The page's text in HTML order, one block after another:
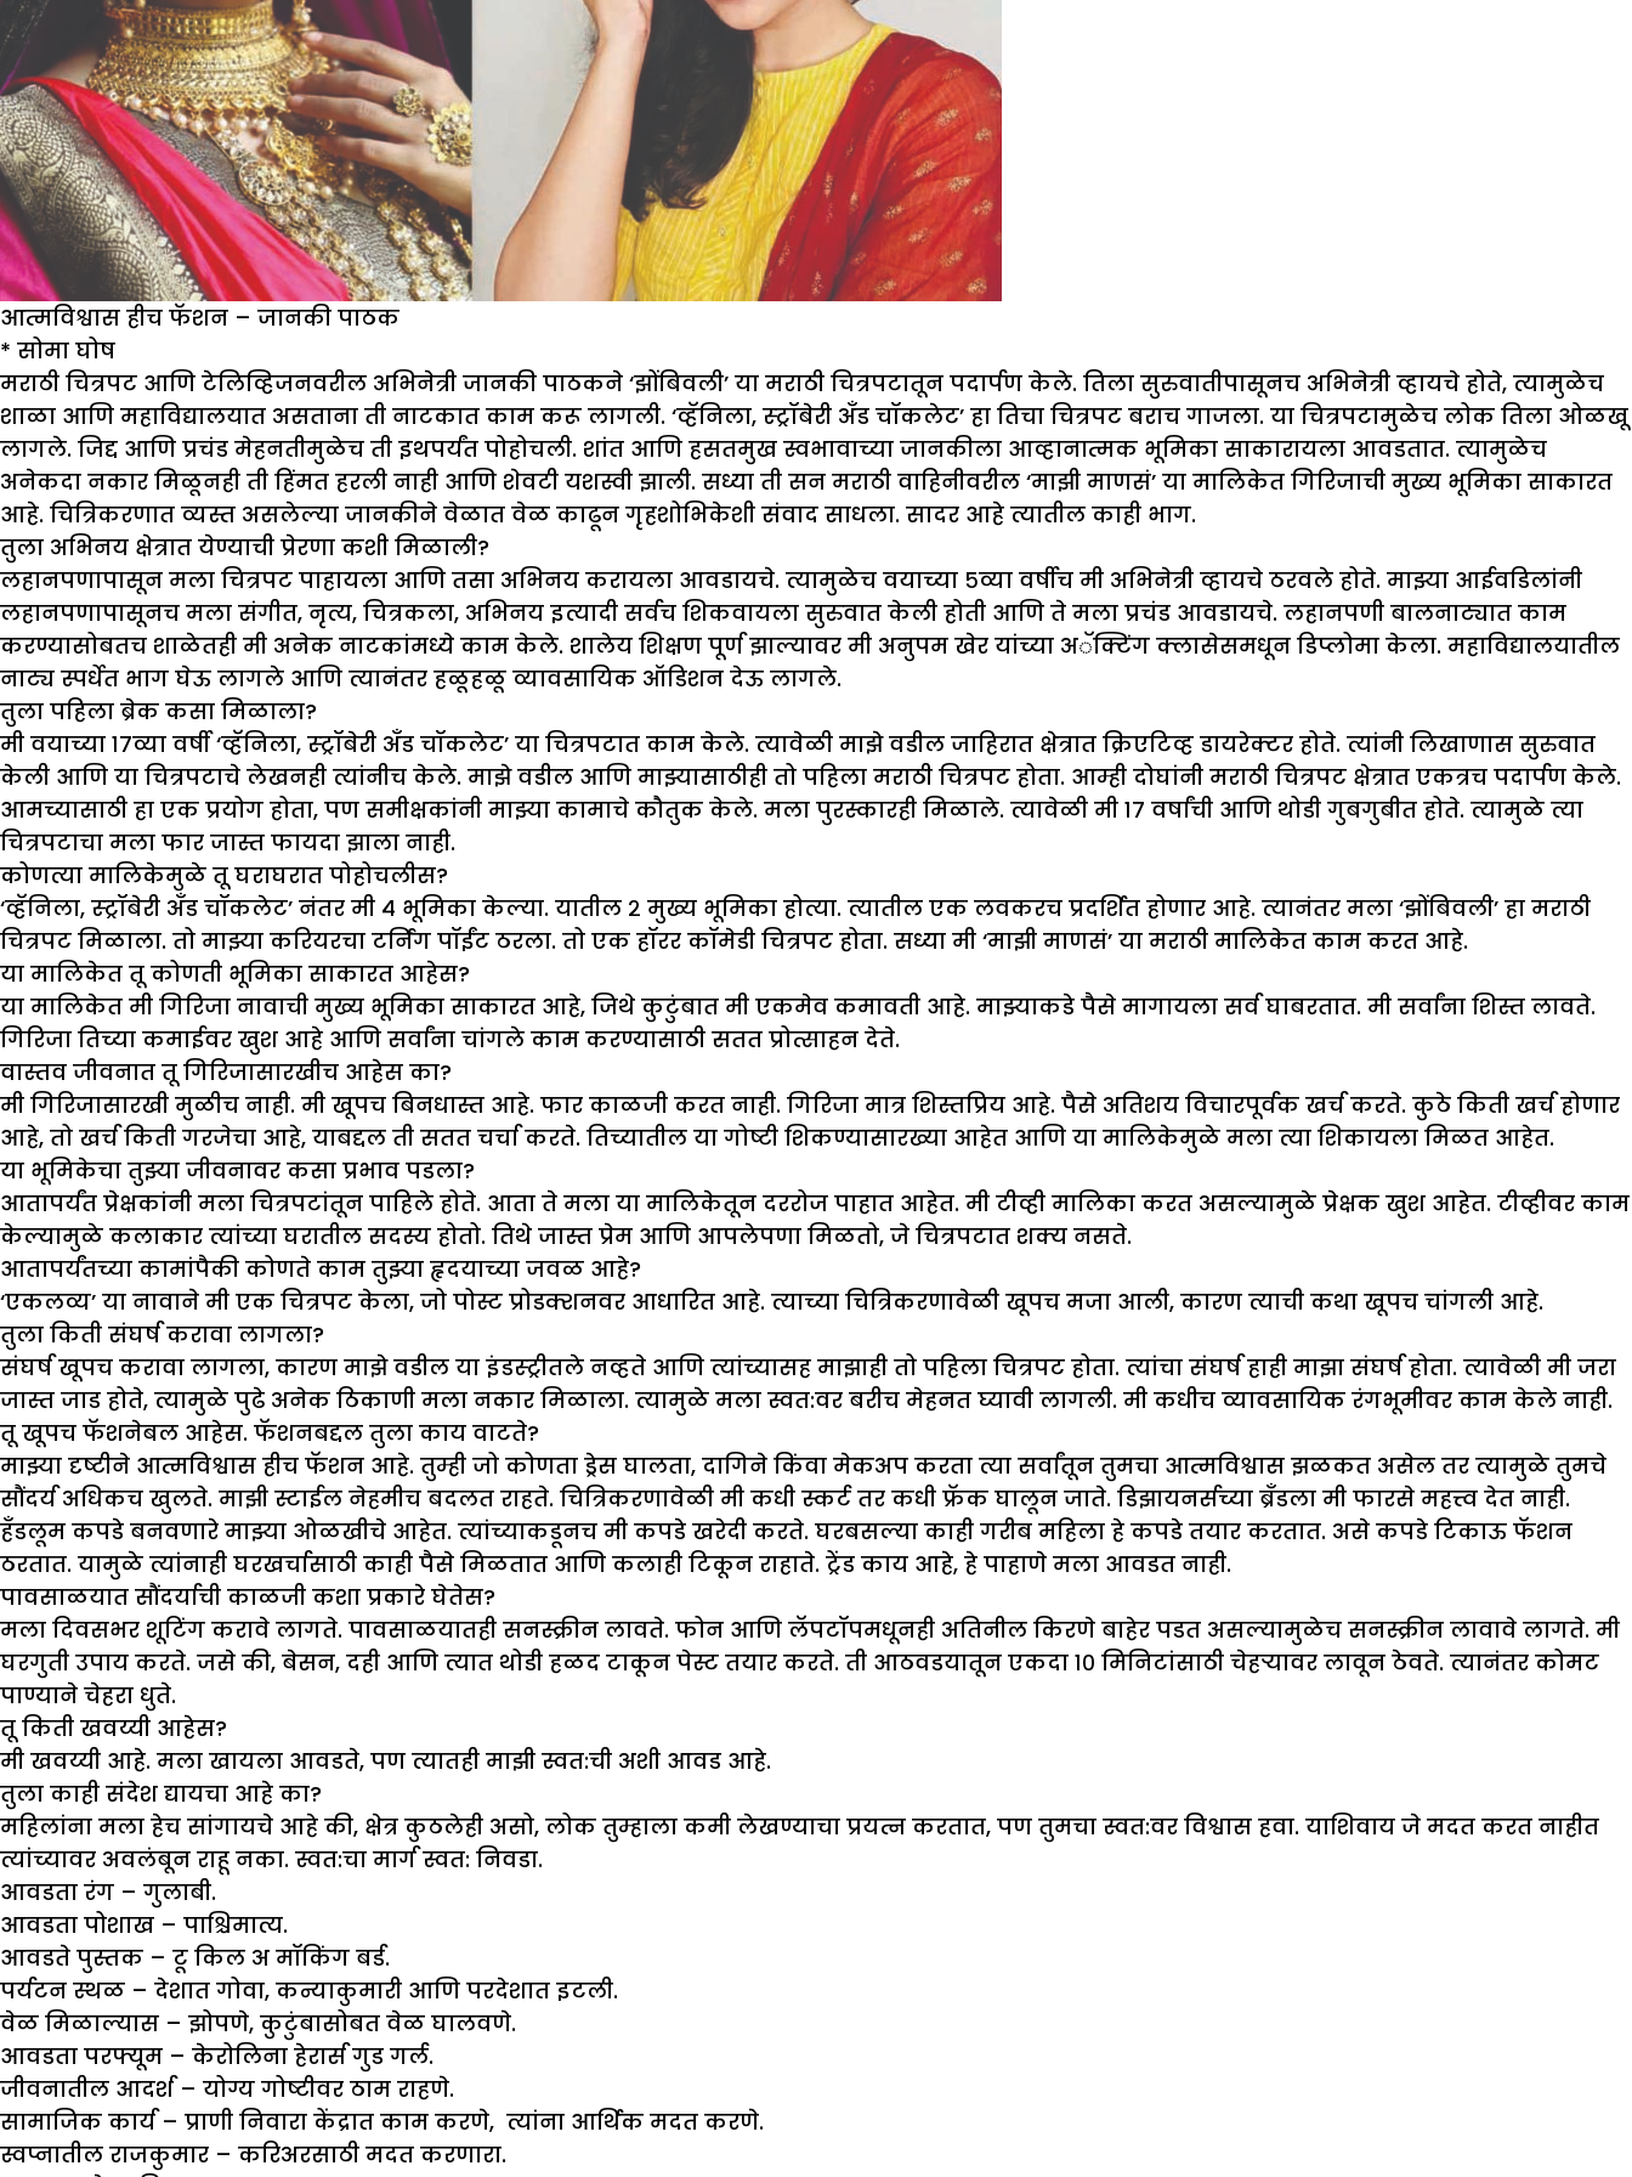
आत्मविश्वास हीच फॅशन – जानकी पाठक
* सोमा घोष
मराठी चित्रपट आणि टेलिव्हिजनवरील अभिनेत्री जानकी पाठकने ‘झोंबिवली’ या मराठी चित्रपटातून पदार्पण केले. तिला सुरुवातीपासूनच अभिनेत्री व्हायचे होते, त्यामुळेच
शाळा आणि महाविद्यालयात असताना ती नाटकात काम करू लागली. ‘व्हॅनिला, स्ट्रॉबेरी अँड चॉकलेट’ हा तिचा चित्रपट बराच गाजला. या चित्रपटामुळेच लोक तिला ओळखू
लागले. जिद्द आणि प्रचंड मेहनतीमुळेच ती इथपर्यंत पोहोचली. शांत आणि हसतमुख स्वभावाच्या जानकीला आव्हानात्मक भूमिका साकारायला आवडतात. त्यामुळेच
अनेकदा नकार मिळूनही ती हिंमत हरली नाही आणि शेवटी यशस्वी झाली. सध्या ती सन मराठी वाहिनीवरील ‘माझी माणसं’ या मालिकेत गिरिजाची मुख्य भूमिका साकारत
आहे. चित्रिकरणात व्यस्त असलेल्या जानकीने वेळात वेळ काढून गृहशोभिकेशी संवाद साधला. सादर आहे त्यातील काही भाग.
तुला अभिनय क्षेत्रात येण्याची प्रेरणा कशी मिळाली?
लहानपणापासून मला चित्रपट पाहायला आणि तसा अभिनय करायला आवडायचे. त्यामुळेच वयाच्या ५व्या वर्षीच मी अभिनेत्री व्हायचे ठरवले होते. माझ्या आईवडिलांनी
लहानपणापासूनच मला संगीत, नृत्य, चित्रकला, अभिनय इत्यादी सर्वच शिकवायला सुरुवात केली होती आणि ते मला प्रचंड आवडायचे. लहानपणी बालनाट्यात काम
करण्यासोबतच शाळेतही मी अनेक नाटकांमध्ये काम केले. शालेय शिक्षण पूर्ण झाल्यावर मी अनुपम खेर यांच्या अॅक्टिंग क्लासेसमधून डिप्लोमा केला. महाविद्यालयातील
नाट्य स्पर्धेत भाग घेऊ लागले आणि त्यानंतर हळूहळू व्यावसायिक ऑडिशन देऊ लागले.
तुला पहिला ब्रेक कसा मिळाला?
मी वयाच्या १७व्या वर्षी ‘व्हॅनिला, स्ट्रॉबेरी अँड चॉकलेट’ या चित्रपटात काम केले. त्यावेळी माझे वडील जाहिरात क्षेत्रात क्रिएटिव्ह डायरेक्टर होते. त्यांनी लिखाणास सुरुवात
केली आणि या चित्रपटाचे लेखनही त्यांनीच केले. माझे वडील आणि माझ्यासाठीही तो पहिला मराठी चित्रपट होता. आम्ही दोघांनी मराठी चित्रपट क्षेत्रात एकत्रच पदार्पण केले.
आमच्यासाठी हा एक प्रयोग होता, पण समीक्षकांनी माझ्या कामाचे कौतुक केले. मला पुरस्कारही मिळाले. त्यावेळी मी १७ वर्षांची आणि थोडी गुबगुबीत होते. त्यामुळे त्या
चित्रपटाचा मला फार जास्त फायदा झाला नाही.
कोणत्या मालिकेमुळे तू घराघरात पोहोचलीस?
‘व्हॅनिला, स्ट्रॉबेरी अँड चॉकलेट’ नंतर मी ४ भूमिका केल्या. यातील २ मुख्य भूमिका होत्या. त्यातील एक लवकरच प्रदर्शित होणार आहे. त्यानंतर मला ‘झोंबिवली’ हा मराठी
चित्रपट मिळाला. तो माझ्या करियरचा टर्निंग पॉईंट ठरला. तो एक हॉरर कॉमेडी चित्रपट होता. सध्या मी ‘माझी माणसं’ या मराठी मालिकेत काम करत आहे.
या मालिकेत तू कोणती भूमिका साकारत आहेस?
या मालिकेत मी गिरिजा नावाची मुख्य भूमिका साकारत आहे, जिथे कुटुंबात मी एकमेव कमावती आहे. माझ्याकडे पैसे मागायला सर्व घाबरतात. मी सर्वांना शिस्त लावते.
गिरिजा तिच्या कमाईवर खुश आहे आणि सर्वांना चांगले काम करण्यासाठी सतत प्रोत्साहन देते.
वास्तव जीवनात तू गिरिजासारखीच आहेस का?
मी गिरिजासारखी मुळीच नाही. मी खूपच बिनधास्त आहे. फार काळजी करत नाही. गिरिजा मात्र शिस्तप्रिय आहे. पैसे अतिशय विचारपूर्वक खर्च करते. कुठे किती खर्च होणार
आहे, तो खर्च किती गरजेचा आहे, याबद्दल ती सतत चर्चा करते. तिच्यातील या गोष्टी शिकण्यासारख्या आहेत आणि या मालिकेमुळे मला त्या शिकायला मिळत आहेत.
या भूमिकेचा तुझ् या जीवनावर कसा प्रभाव पडला?
आतापर्यंत प्रेक्षकांनी मला चित्रपटांतून पाहिले होते. आता ते मला या मालिकेतून दररोज पाहात आहेत. मी टीव्ही मालिका करत असल्यामुळे प्रेक्षक खुश आहेत. टीव्हीवर काम
केल्यामुळे कलाकार त्यांच्या घरातील सदस्य होतो. तिथे जास्त प्रेम आणि आपलेपणा मिळतो, जे चित्रपटात शक्य नसते.
आतापर्यंतच्या कामांपैकी कोणते काम तुझ् या हृदयाच्या जवळ आहे?
‘एकलव्य’ या नावाने मी एक चित्रपट केला, जो पोस्ट प्रोडक्शनवर आधारित आहे. त्याच्या चित्रिकरणावेळी खूपच मजा आली, कारण त्याची कथा खूपच चांगली आहे.
तुला किती संघर्ष करावा लागला?
संघर्ष खूपच करावा लागला, कारण माझे वडील या इंडस्ट्रीतले नव्हते आणि त्यांच्यासह माझाही तो पहिला चित्रपट होता. त्यांचा संघर्ष हाही माझा संघर्ष होता. त्यावेळी मी जरा
जास्त जाड होते, त्यामुळे पुढे अनेक ठिकाणी मला नकार मिळाला. त्यामुळे मला स्वत:वर बरीच मेहनत घ्यावी लागली. मी कधीच व्यावसायिक रंगभूमीवर काम केले नाही.
तू खूपच फॅशनेबल आहेस. फॅशनबद्दल तुला काय वाटते?
माझ्या दृष्टीने आत्मविश्वास हीच फॅशन आहे. तुम्ही जो कोणता ड्रेस घालता, दागिने किंवा मेकअप करता त्या सर्वांतून तुमचा आत्मविश्वास झळकत असेल तर त्यामुळे तुमचे
सौंदर्य अधिकच खुलते. माझी स्टाईल नेहमीच बदलत राहते. चित्रिकरणावेळी मी कधी स्कर्ट तर कधी फ्रॅक घालून जाते. डिझायनर्सच्या ब्रँडला मी फारसे महत्त्व देत नाही.
हँडलूम कपडे बनवणारे माझ्या ओळखीचे आहेत. त्यांच्याकडूनच मी कपडे खरेदी करते. घरबसल्या काही गरीब महिला हे कपडे तयार करतात. असे कपडे टिकाऊ फॅशन
ठरतात. यामुळे त्यांनाही घरखर्चासाठी काही पैसे मिळतात आणि कलाही टिकून राहाते. ट्रेंड काय आहे, हे पाहाणे मला आवडत नाही.
पावसाळयात सौंदर्याची काळजी कशा प्रकारे घेतेस?
मला दिवसभर शूटिंग करावे लागते. पावसाळयातही सनस्क्रीन लावते. फोन आणि लॅपटॉपमधूनही अतिनील किरणे बाहेर पडत असल्यामुळेच सनस्क्रीन लावावे लागते. मी
घरगुती उपाय करते. जसे की, बेसन, दही आणि त्यात थोडी हळद टाकून पेस्ट तयार करते. ती आठवडयातून एकदा १० मिनिटांसाठी चेहऱ्यावर लावून ठेवते. त्यानंतर कोमट
पाण्याने चेहरा धुते.
तू किती खवय्यी आहेस?
मी खवय्यी आहे. मला खायला आवडते, पण त्यातही माझी स्वत:ची अशी आवड आहे.
तुला काही संदेश द्यायचा आहे का?
महिलांना मला हेच सांगायचे आहे की, क्षेत्र कुठलेही असो, लोक तुम्हाला कमी लेखण्याचा प्रयत्न करतात, पण तुमचा स्वत:वर विश्वास हवा. याशिवाय जे मदत करत नाहीत
त्यांच्यावर अवलंबून राहू नका. स्वत:चा मार्ग स्वत: निवडा.
आवडता रंग – गुलाबी.
आवडता पोशाख – पाश्चिमात्य.
आवडते पुस्तक – टू किल अ मॉकिंग बर्ड.
पर्यटन स्थळ – देशात गोवा, कन्याकुमारी आणि परदेशात इटली.
वेळ मिळाल्यास – झोपणे, कुटुंबासोबत वेळ घालवणे.
आवडता परफ्यूम – केरोलिना हेरार्स गुड गर्ल.
जीवनातील आदर्श – योग्य गोष्टीवर ठाम राहणे.
सामाजिक कार्य – प्राणी निवारा केंद्रात काम करणे, त्यांना आर्थिक मदत करणे.
स्वप्नातील राजकुमार – करिअरसाठी मदत करणारा.